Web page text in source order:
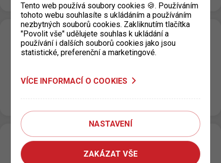
Dočasné uzavření výdejny KC Vozovna pro
Prahu 3
Upozorňujeme, že KC Vozovna, Za Žižkovskou vozovnou
od 18.7. do 5.8.2022 dočasně uzavřeno. Pro…
P+R postupná modernizace a úprava
parkovacího režimu II.
Tento web používá soubory cookies 🍪. Používáním
tohoto webu souhlasíte s ukládáním a používáním
nezbytných souborů cookies. Zakliknutím tlačítka
"Povolit vše" udělujete souhlas k ukládání a
používání i dalších souborů cookies jako jsou
statistické, preferenční a marketingové.
VÍCE INFORMACÍ O COOKIES
NASTAVENÍ
ZAKÁZAT VŠE